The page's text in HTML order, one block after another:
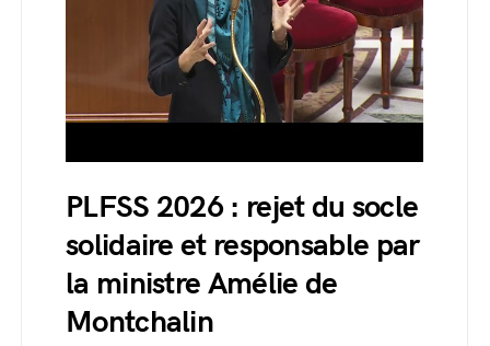
PLFSS 2026 : rejet du socle
solidaire et responsable par
la ministre Amélie de
Montchalin